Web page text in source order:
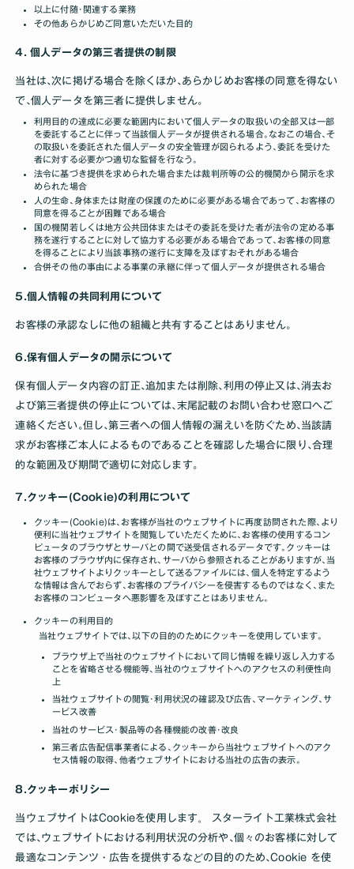
以上に付随･関連する業務
その他あらかじめご同意いただいた目的
4. 個人データの第三者提供の制限
当社は､次に掲げる場合を除くほか､あらかじめお客様の同意を得ない
で､個人データを第三者に提供しません｡
利用目的の達成に必要な範囲内において個人データの取扱いの全部又は一部
を委託することに伴って当該個人データが提供される場合｡なおこの場合､そ
の取扱いを委託された個人データの安全管理が図られるよう､委託を受けた
者に対する必要かつ適切な監督を行なう｡
法令に基づき提供を求められた場合または裁判所等の公的機関から開示を求
められた場合
人の生命､身体または財産の保護のために必要がある場合であって､お客様の
同意を得ることが困難である場合
国の機関若しくは地方公共団体またはその委託を受けた者が法令の定める事
務を遂行することに対して協力する必要がある場合であって､お客様の同意
を得ることにより当該事務の遂行に支障を及ぼすおそれがある場合
合併その他の事由による事業の承継に伴って個人データが提供される場合
5.個人情報の共同利用について
お客様の承認なしに他の組織と共有することはありません｡
6.保有個人データの開示について
保有個人データ内容の訂正､追加または削除､利用の停止又は､消去お
よび第三者提供の停止については､末尾記載のお問い合わせ窓口へご
連絡ください｡但し､第三者への個人情報の漏えいを防ぐため､当該請
求がお客様ご本人によるものであることを確認した場合に限り､合理
的な範囲及び期間で適切に対応します｡
7.クッキー(Cookie)の利用について
クッキー(Cookie)は､お客様が当社のウェブサイトに再度訪問された際､より
便利に当社ウェブサイトを閲覧していただくために､お客様の使用するコン
ピュータのブラウザとサーバとの間で送受信されるデータです｡クッキーは
お客様のブラウザ内に保存され､サーバから参照されることがありますが､当
社ウェブサイトよりクッキーとして送るファイルには､個人を特定するよう
な情報は含んでおらず､お客様のプライバシーを侵害するものではなく､また
お客様のコンピュータへ悪影響を及ぼすことはありません｡
クッキーの利用目的
当社ウェブサイトでは､以下の目的のためにクッキーを使用しています｡
ブラウザ上で当社のウェブサイトにおいて同じ情報を繰り返し入力する
ことを省略させる機能等､当社のウェブサイトへのアクセスの利便性向
上
当社ウェブサイトの閲覧･利用状況の確認及び広告､マーケティング､サ
ービス改善
当社のサービス･製品等の各種機能の改善･改良
第三者広告配信事業者による､クッキーから当社ウェブサイトへのアク
セス情報の取得､他者ウェブサイトにおける当社の広告の表示｡
8.クッキーポリシー
当ウェブサイトはCookieを使用します。 スターライト工業株式会社
では､ウェブサイトにおける利用状況の分析や､個々のお客様に対して
最適なコンテンツ・広告を提供するなどの目的のため､Cookie を使